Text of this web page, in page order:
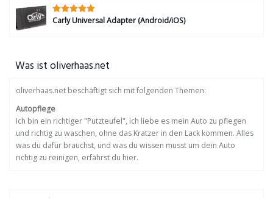
Carly Universal Adapter (Android/iOS)
Was ist oliverhaas.net
oliverhaas.net beschäftigt sich mit folgenden Themen:
Autopflege
Ich bin ein richtiger "Putzteufel", ich liebe es mein Auto zu pflegen
und richtig zu waschen, ohne das Kratzer in den Lack kommen. Alles
was du dafür brauchst, und was du wissen musst um dein Auto
richtig zu reinigen, erfährst du hier.